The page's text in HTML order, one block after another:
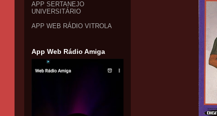
APP SERTANEJO
UNIVERSITÁRIO
APP WEB RÁDIO VITROLA
App Web Rádio Amiga